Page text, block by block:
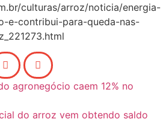
culturas/arroz/noticia/energia-
e-contribui-para-queda-nas-
agronegócio caem 12% no
do arroz vem obtendo saldo